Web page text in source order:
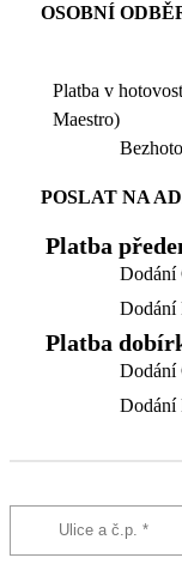
OSOBNÍ
Platba v
Maestro)
POSLAT NA
Platba
Dodání
Dodání
Platba
Dodání
Dodání